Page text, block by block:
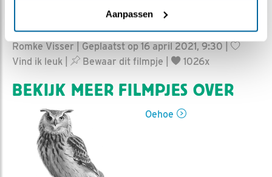
Aanpassen
Wissel konijn
Romke Visser | Geplaatst op 16 april 2021, 9:30 |
Vind ik leuk
Bewaar dit filmpje 1026x
BEKIJK MEER FILMPJES OVER
Oehoe